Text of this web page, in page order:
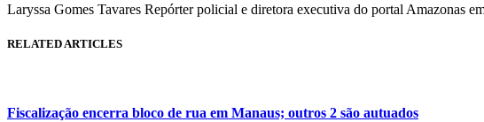
Laryssa Gomes Tavares Repórter policial e diretora executiva do portal Amazonas
RELATED ARTICLES
Fiscalização encerra bloco de rua em Manaus; outros 2 são autuados